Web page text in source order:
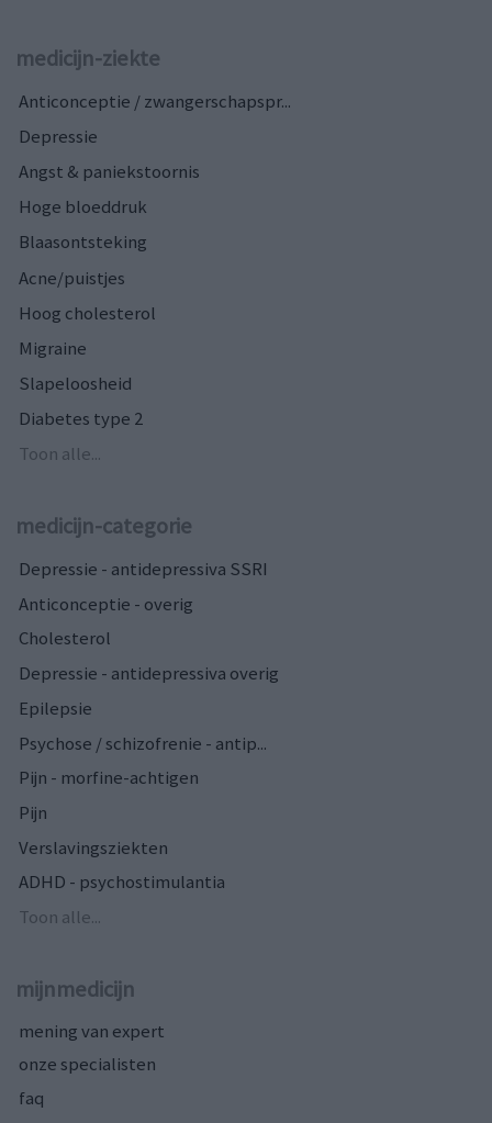
medicijn-ziekte
Anticonceptie / zwangerschapspr...
Depressie
Angst & paniekstoornis
Hoge bloeddruk
Blaasontsteking
Acne/puistjes
Hoog cholesterol
Migraine
Slapeloosheid
Diabetes type 2
Toon alle...
medicijn-categorie
Depressie - antidepressiva SSRI
Anticonceptie - overig
Cholesterol
Depressie - antidepressiva overig
Epilepsie
Psychose / schizofrenie - antip...
Pijn - morfine-achtigen
Pijn
Verslavingsziekten
ADHD - psychostimulantia
Toon alle...
mijnmedicijn
mening van expert
onze specialisten
faq